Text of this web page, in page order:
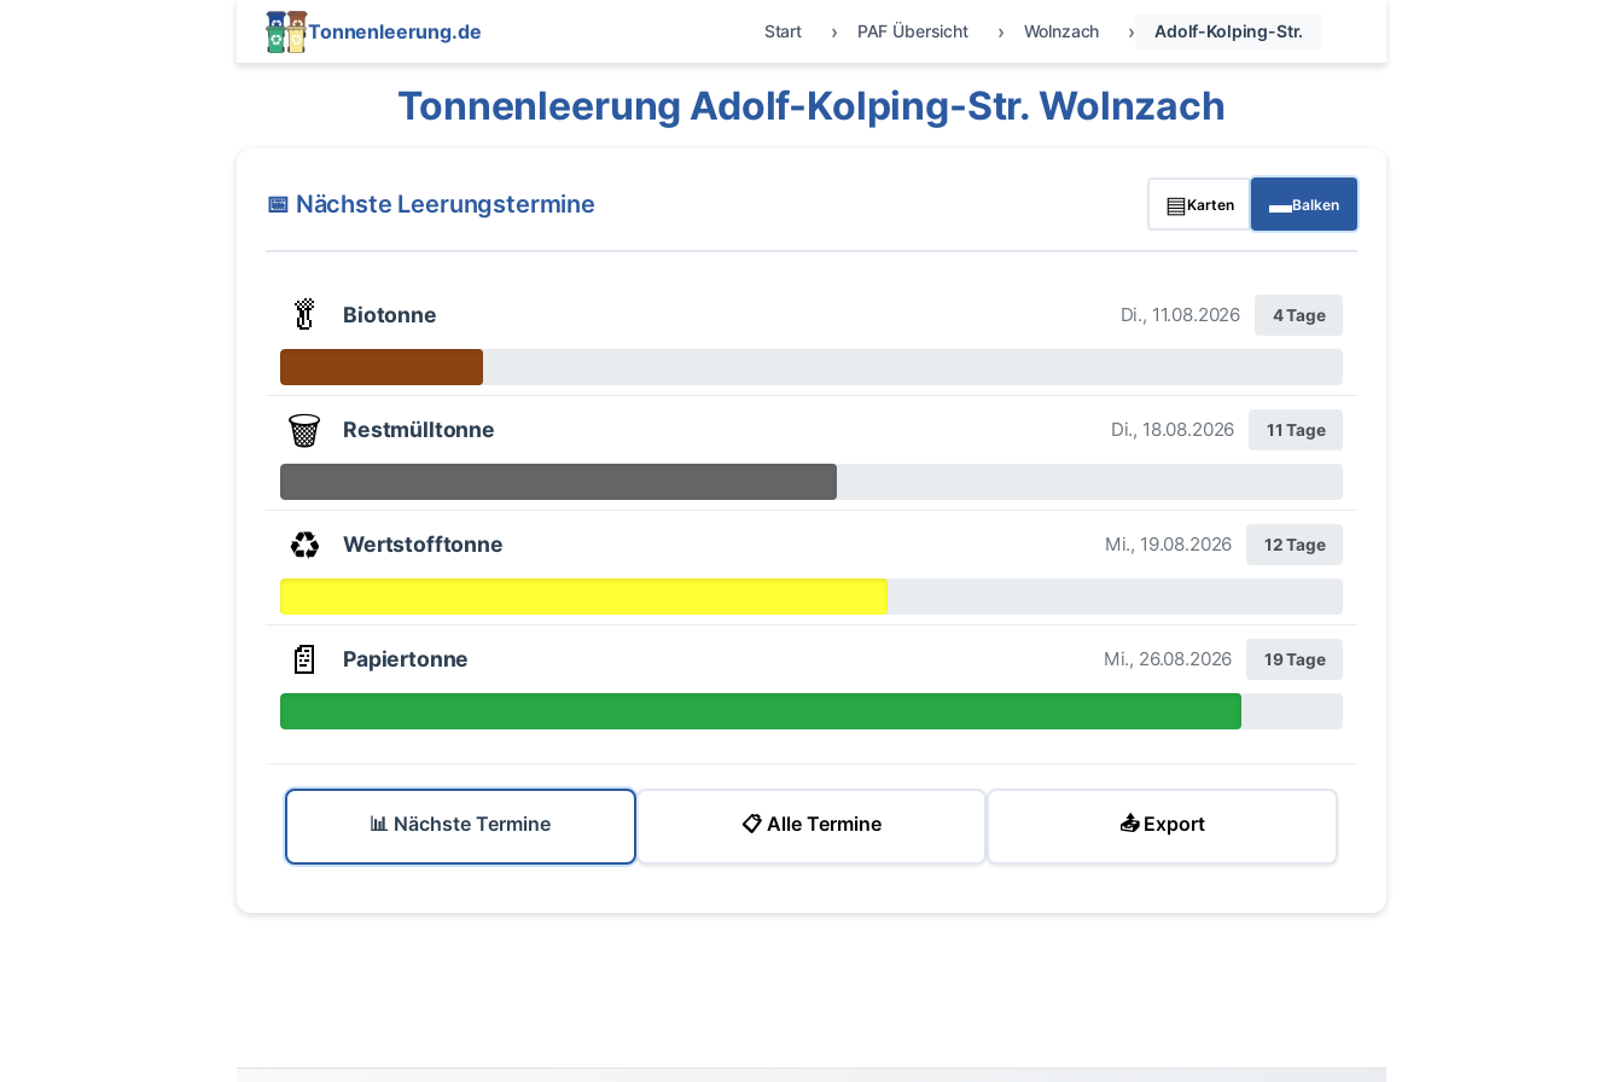
Tonnenleerung.de Start PAF Übersicht Wolnzach Adolf-Kolping-Str.
Tonnenleerung Adolf-Kolping-Str. Wolnzach
📅 Nächste Leerungstermine ▤Karten ▬Balken
🥬 Biotonne Di., 11.08.2026 4 Tage
🗑️ Restmülltonne Di., 18.08.2026 11 Tage
♻️ Wertstofftonne Mi., 19.08.2026 12 Tage
📄 Papiertonne Mi., 26.08.2026 19 Tage
📊 Nächste Termine 📋 Alle Termine 📤 Export